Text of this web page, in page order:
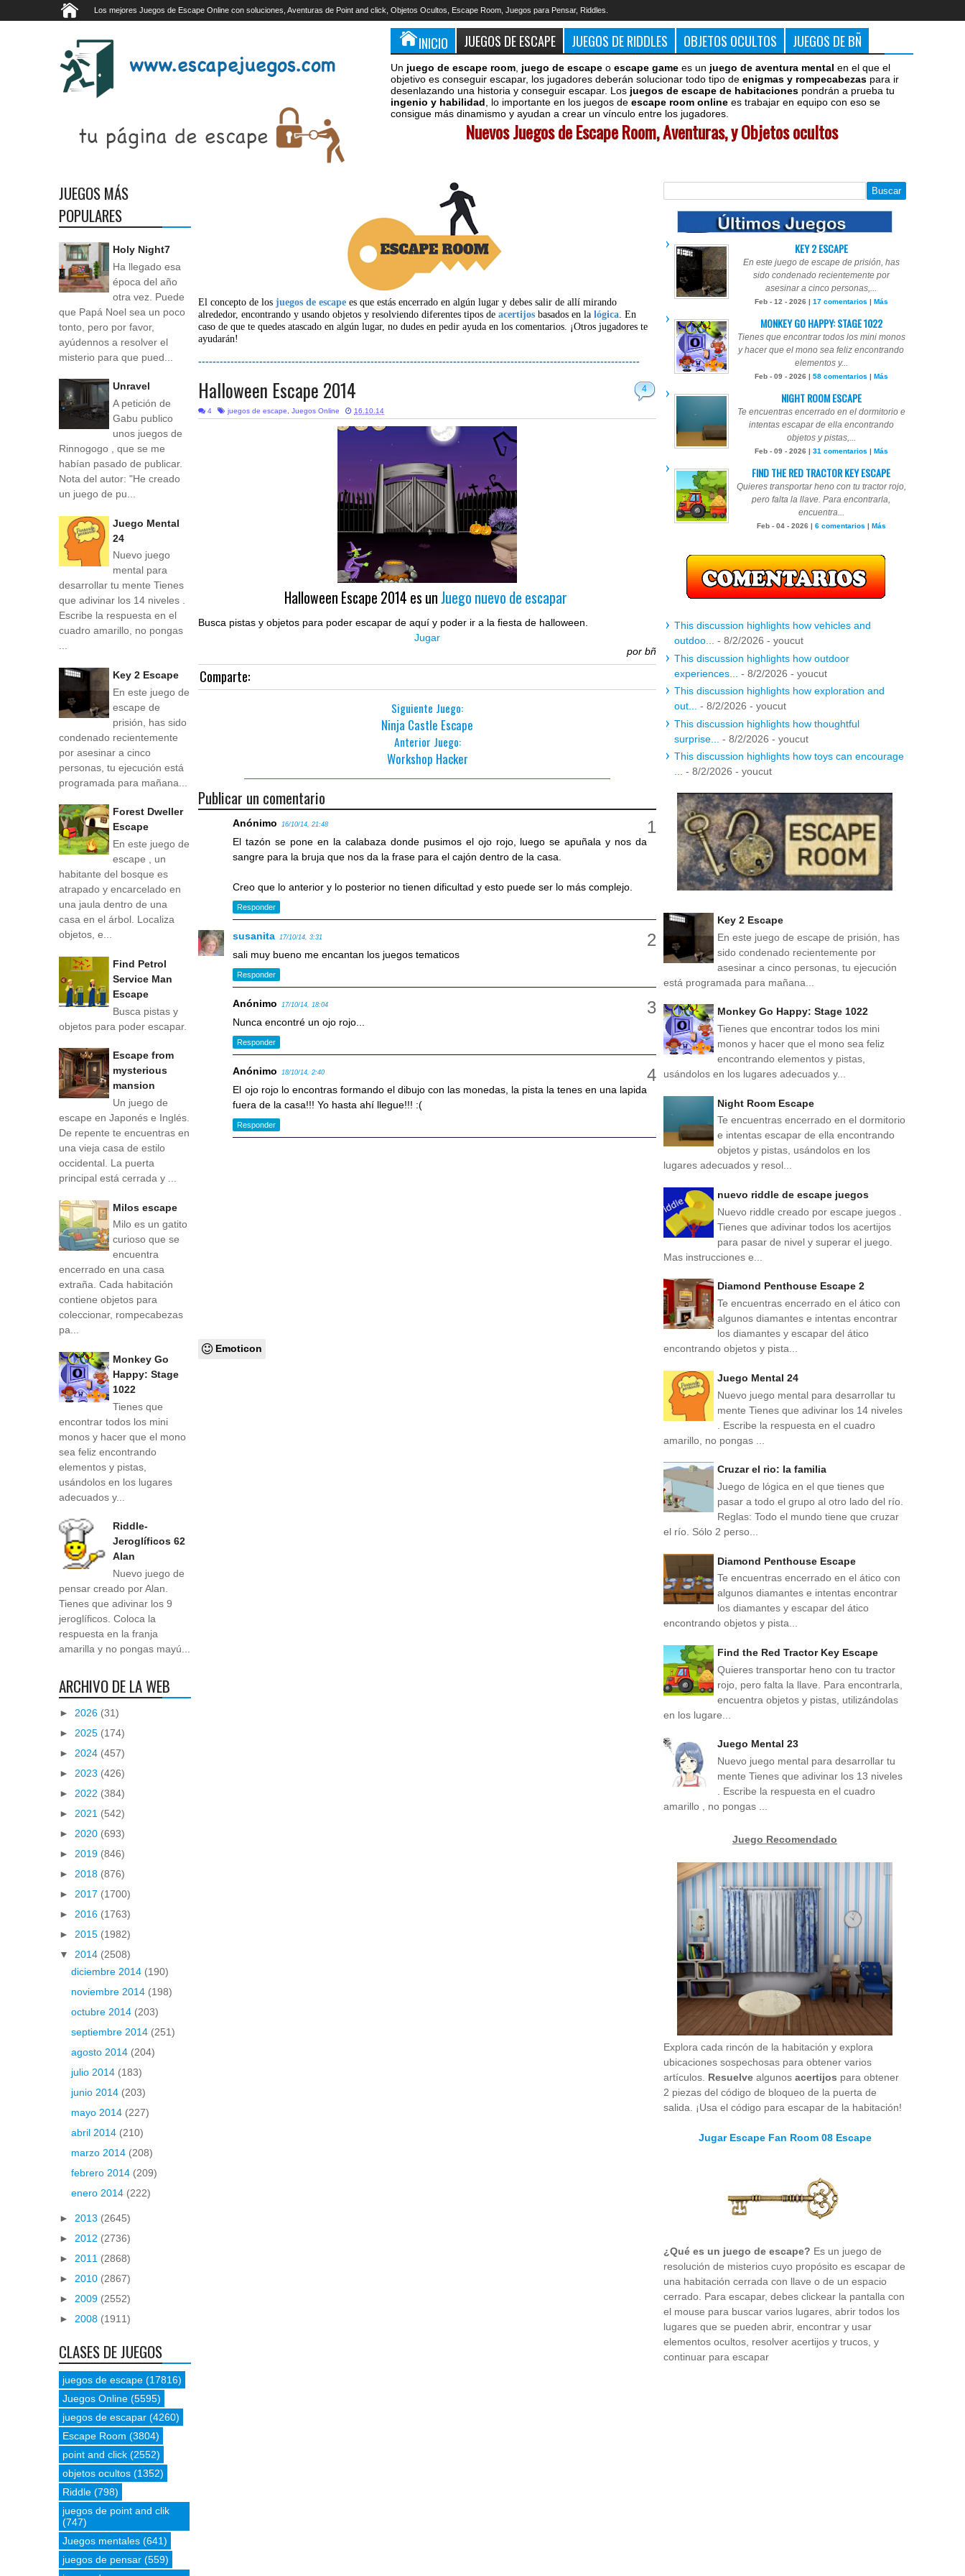
Los mejores Juegos de Escape Online con soluciones, Aventuras de Point and click, Objetos Ocultos, Escape Room, Juegos para Pensar, Riddles.
INICIO JUEGOS DE ESCAPE JUEGOS DE RIDDLES OBJETOS OCULTOS JUEGOS DE BÑ
Un juego de escape room juego de escape o escape game es un juego de aventura mental en el que el
objetivo es conseguir escapar, los jugadores deberán solucionar todo tipo de enigmas y rompecabezas para ir
desenlazando una historia y conseguir escapar. Los juegos de escape de habitaciones pondrán a prueba tu
ingenio y habilidad , lo importante en los juegos de escape room online es trabajar en equipo con eso se
consigue más dinamismo y ayudan a crear un vínculo entre los jugadores.
Nuevos Juegos de Escape Room, Aventuras, y Objetos ocultos
El concepto de losjuegos de escape es que estás encerrado en algún lugar y debes salir de allí mirando
alrededor, encontrando y usando objetos y resolviendo diferentes tipos deacertijos basados en lalógica. En
caso de que te quedes atascado en algún lugar, no dudes en pedir ayuda en los comentarios. ¡Otros jugadores te
ayudarán!
---------------------------------------------------------------------------------------------------------------------------
4
Halloween Escape 2014
4 juegos de escape Juegos Online 16.10.14
Halloween Escape 2014 es unJuego nuevo de escapar
Busca pistas y objetos para poder escapar de aquí y poder ir a la fiesta de halloween.
Jugar
por bñ
Comparte:
Siguiente Juego:
Ninja Castle Escape
Anterior Juego:
Workshop Hacker
Publicar un comentario
Anónimo 16/10/14, 21:48
El tazón se pone en la calabaza donde pusimos el ojo rojo, luego se apuñala y nos da
sangre para la bruja que nos da la frase para el cajón dentro de la casa.
Creo que lo anterior y lo posterior no tienen dificultad y esto puede ser lo más complejo.
Responder
susanita 17/10/14, 3:31
sali muy bueno me encantan los juegos tematicos
Responder
Anónimo 17/10/14, 18:04
Nunca encontré un ojo rojo...
Responder
Anónimo 18/10/14, 2:40
El ojo rojo lo encontras formando el dibujo con las monedas, la pista la tenes en una lapida
fuera de la casa!!! Yo hasta ahí llegue!!! :(
Responder
Emoticon
JUEGOS MÁS
POPULARES
Holy Night7
Ha llegado esa
época del año
otra vez. Puede
que Papá Noel sea un poco
tonto, pero por favor,
ayúdennos a resolver el
misterio para que pued...
Unravel
A petición de
Gabu publico
unos juegos de
Rinnogogo , que se me
habían pasado de publicar.
Nota del autor: "He creado
un juego de pu...
Juego Mental
24
Nuevo juego
mental para
desarrollar tu mente Tienes
que adivinar los 14 niveles .
Escribe la respuesta en el
cuadro amarillo, no pongas
...
Key 2 Escape
En este juego de
escape de
prisión, has sido
condenado recientemente
por asesinar a cinco
personas, tu ejecución está
programada para mañana...
Forest Dweller
Escape
En este juego de
escape , un
habitante del bosque es
atrapado y encarcelado en
una jaula dentro de una
casa en el árbol. Localiza
objetos, e...
Find Petrol
Service Man
Escape
Busca pistas y
objetos para poder escapar.
Escape from
mysterious
mansion
Un juego de
escape en Japonés e Inglés.
De repente te encuentras en
una vieja casa de estilo
occidental. La puerta
principal está cerrada y ...
Milos escape
Milo es un gatito
curioso que se
encuentra
encerrado en una casa
extraña. Cada habitación
contiene objetos para
coleccionar, rompecabezas
pa...
Monkey Go
Happy: Stage
1022
Tienes que
encontrar todos los mini
monos y hacer que el mono
sea feliz encontrando
elementos y pistas,
usándolos en los lugares
adecuados y...
Riddle-
Jeroglíficos 62
Alan
Nuevo juego de
pensar creado por Alan.
Tienes que adivinar los 9
jeroglíficos. Coloca la
respuesta en la franja
amarilla y no pongas mayú...
ARCHIVO DE LA WEB
► 2026 (31)
► 2025 (174)
► 2024 (457)
► 2023 (426)
► 2022 (384)
► 2021 (542)
► 2020 (693)
► 2019 (846)
► 2018 (876)
► 2017 (1700)
► 2016 (1763)
► 2015 (1982)
▼ 2014 (2508)
diciembre 2014 (190)
noviembre 2014 (198)
octubre 2014 (203)
septiembre 2014 (251)
agosto 2014 (204)
julio 2014 (183)
junio 2014 (203)
mayo 2014 (227)
abril 2014 (210)
marzo 2014 (208)
febrero 2014 (209)
enero 2014 (222)
► 2013 (2645)
► 2012 (2736)
► 2011 (2868)
► 2010 (2867)
► 2009 (2552)
► 2008 (1911)
CLASES DE JUEGOS
juegos de escape (17816)
Juegos Online (5595)
juegos de escapar (4260)
Escape Room (3804)
point and click (2552)
objetos ocultos (1352)
Riddle (798)
juegos de point and clik
(747)
Juegos mentales (641)
juegos de pensar (559)
KEY 2 ESCAPE
En este juego de escape de prisión, has
sido condenado recientemente por
asesinar a cinco personas,...
Feb - 12 - 2026 | 17 comentarios | Más
MONKEY GO HAPPY: STAGE 1022
Tienes que encontrar todos los mini monos
y hacer que el mono sea feliz encontrando
elementos y...
Feb - 09 - 2026 | 58 comentarios | Más
NIGHT ROOM ESCAPE
Te encuentras encerrado en el dormitorio e
intentas escapar de ella encontrando
objetos y pistas,...
Feb - 09 - 2026 | 31 comentarios | Más
FIND THE RED TRACTOR KEY ESCAPE
Quieres transportar heno con tu tractor rojo,
pero falta la llave. Para encontrarla,
encuentra...
Feb - 04 - 2026 | 6 comentarios | Más
This discussion highlights how vehicles and
outdoo...
- 8/2/2026 - youcut
This discussion highlights how outdoor
experiences...
- 8/2/2026 - youcut
This discussion highlights how exploration and
out...
- 8/2/2026 - youcut
This discussion highlights how thoughtful
surprise...
- 8/2/2026 - youcut
This discussion highlights how toys can encourage
- 8/2/2026 - youcut
Key 2 Escape
En este juego de escape de prisión, has
sido condenado recientemente por
asesinar a cinco personas, tu ejecución
está programada para mañana...
Monkey Go Happy: Stage 1022
Tienes que encontrar todos los mini
monos y hacer que el mono sea feliz
encontrando elementos y pistas,
usándolos en los lugares adecuados y...
Night Room Escape
Te encuentras encerrado en el dormitorio
e intentas escapar de ella encontrando
objetos y pistas, usándolos en los
lugares adecuados y resol...
nuevo riddle de escape juegos
Nuevo riddle creado por escape juegos .
Tienes que adivinar todos los acertijos
para pasar de nivel y superar el juego.
Mas instrucciones e...
Diamond Penthouse Escape 2
Te encuentras encerrado en el ático con
algunos diamantes e intentas encontrar
los diamantes y escapar del ático
encontrando objetos y pista...
Juego Mental 24
Nuevo juego mental para desarrollar tu
mente Tienes que adivinar los 14 niveles
. Escribe la respuesta en el cuadro
amarillo, no pongas ...
Cruzar el rio: la familia
Juego de lógica en el que tienes que
pasar a todo el grupo al otro lado del río.
Reglas: Todo el mundo tiene que cruzar
el río. Sólo 2 perso...
Diamond Penthouse Escape
Te encuentras encerrado en el ático con
algunos diamantes e intentas encontrar
los diamantes y escapar del ático
encontrando objetos y pista...
Find the Red Tractor Key Escape
Quieres transportar heno con tu tractor
rojo, pero falta la llave. Para encontrarla,
encuentra objetos y pistas, utilizándolas
en los lugare...
Juego Mental 23
Nuevo juego mental para desarrollar tu
mente Tienes que adivinar los 13 niveles
. Escribe la respuesta en el cuadro
amarillo , no pongas ...
Juego Recomendado
Explora cada rincón de la habitación y explora
ubicaciones sospechosas para obtener varios
artículos. Resuelve algunos acertijos para obtener
2 piezas del código de bloqueo de la puerta de
salida. ¡Usa el código para escapar de la habitación!
Jugar Escape Fan Room 08 Escape
¿Qué es un juego de escape? Es un juego de
resolución de misterios cuyo propósito es escapar de
una habitación cerrada con llave o de un espacio
cerrado. Para escapar, debes clickear la pantalla con
el mouse para buscar varios lugares, abrir todos los
lugares que se pueden abrir, encontrar y usar
elementos ocultos, resolver acertijos y trucos, y
continuar para escapar